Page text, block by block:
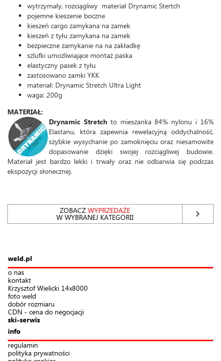
wytrzymały, rozciągliwy materiał Drynamic Stertch
pojemne kieszenie boczne
kieszeń cargo zamykana na zamek
kieszeń z tyłu zamykana na zamek
bezpieczne zamykanie na na zakładkę
szlufki umożliwiające montaż paska
elastyczny pasek z tyłu
zastosowano zamki YKK
materiał: Drynamic Stretch Ultra Light
waga: 200g
MATERIAŁ:
Drynamic Stretchto mieszanka 84% nylonu i 16%
Elastanu, która zapewnia rewelacyjną oddychalność,
szybkie wysychanie po zamoknięciu oraz niesamowite
dopasowanie dzięki swojej rozciągliwej budowie.
Materiał jest bardzo lekki i trwały oraz nie odbarwia się podczas
ekspozycji słonecznej.
ZOBACZWYPRZEDAŻE
W WYBRANEJ KATEGORII
weld.pl
o nas
kontakt
Krzysztof Wielicki 14x8000
foto weld
dobór rozmiaru
CDN - cena do negocjacji
ski-serwis
info
regulamin
polityka prywatności